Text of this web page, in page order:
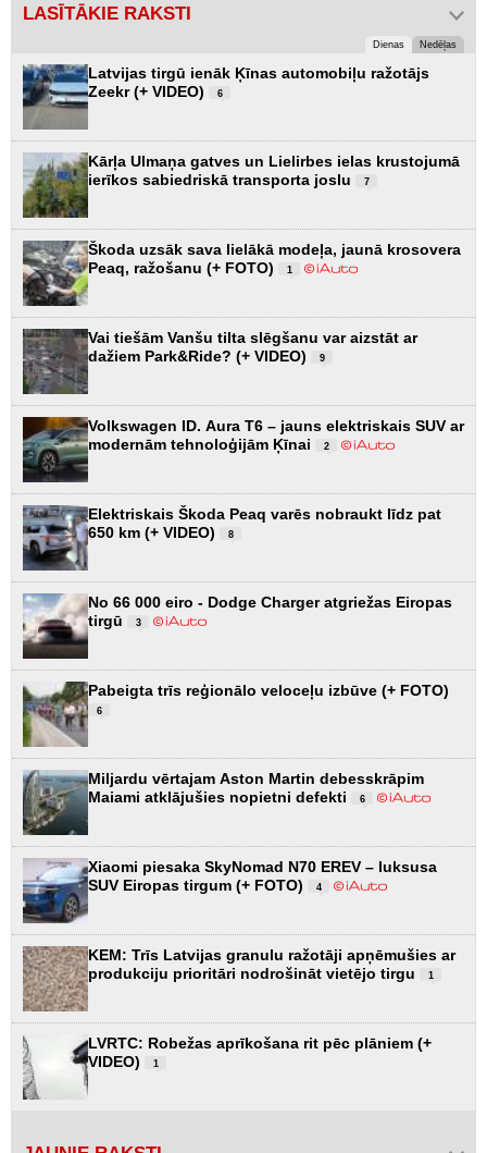
LASĪTĀKIE RAKSTI
Dienas Nedēļas
Latvijas tirgū ienāk Ķīnas automobiļu ražotājs
Zeekr (+ VIDEO)
6
Kārļa Ulmaņa gatves un Lielirbes ielas krustojumā
ierīkos sabiedriskā transporta joslu
7
Škoda uzsāk sava lielākā modeļa, jaunā krosovera
Peaq, ražošanu (+ FOTO)
1
Vai tiešām Vanšu tilta slēgšanu var aizstāt ar
dažiem Park&Ride? (+ VIDEO)
9
Volkswagen ID. Aura T6 – jauns elektriskais SUV ar
modernām tehnoloģijām Ķīnai
2
Elektriskais Škoda Peaq varēs nobraukt līdz pat
650 km (+ VIDEO)
8
No 66 000 eiro - Dodge Charger atgriežas Eiropas
tirgū
3
Pabeigta trīs reģionālo veloceļu izbūve (+ FOTO)
6
Miljardu vērtajam Aston Martin debesskrāpim
Maiami atklājušies nopietni defekti
6
Xiaomi piesaka SkyNomad N70 EREV – luksusa
SUV Eiropas tirgum (+ FOTO)
4
KEM: Trīs Latvijas granulu ražotāji apņēmušies ar
produkciju prioritāri nodrošināt vietējo tirgu
1
LVRTC: Robežas aprīkošana rit pēc plāniem (+
VIDEO)
1